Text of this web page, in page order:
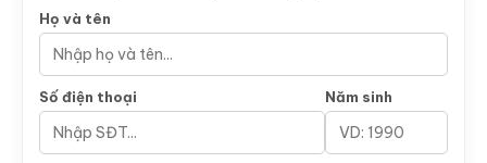
Họ và tên
Số điện thoại Năm sinh